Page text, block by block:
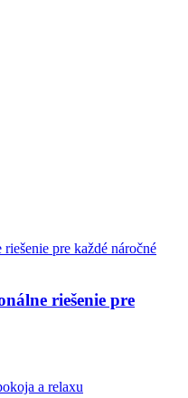
riešenie pre